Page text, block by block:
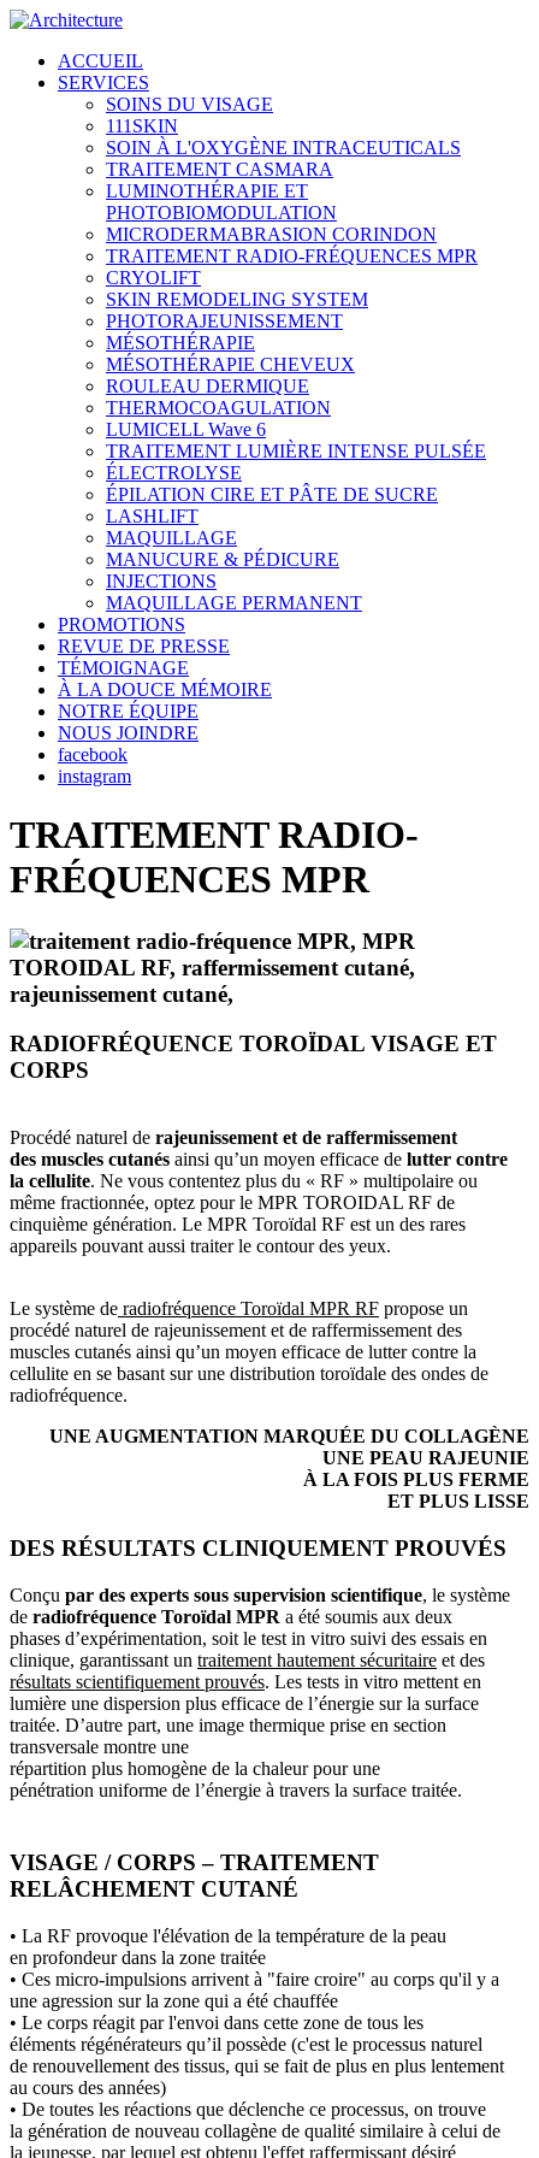
ACCUEIL
SERVICES
SOINS DU VISAGE
111SKIN
SOIN À L'OXYGÈNE INTRACEUTICALS
TRAITEMENT CASMARA
LUMINOTHÉRAPIE ET
PHOTOBIOMODULATION
MICRODERMABRASION CORINDON
TRAITEMENT RADIO-FRÉQUENCES MPR
CRYOLIFT
SKIN REMODELING SYSTEM
PHOTORAJEUNISSEMENT
MÉSOTHÉRAPIE
MÉSOTHÉRAPIE CHEVEUX
ROULEAU DERMIQUE
THERMOCOAGULATION
LUMICELL Wave 6
TRAITEMENT LUMIÈRE INTENSE PULSÉE
ÉLECTROLYSE
ÉPILATION CIRE ET PÂTE DE SUCRE
LASHLIFT
MAQUILLAGE
MANUCURE & PÉDICURE
INJECTIONS
MAQUILLAGE PERMANENT
PROMOTIONS
REVUE DE PRESSE
TÉMOIGNAGE
À LA DOUCE MÉMOIRE
NOTRE ÉQUIPE
NOUS JOINDRE
facebook
instagram
TRAITEMENT RADIO-
FRÉQUENCES MPR
RADIOFRÉQUENCE TOROÏDAL VISAGE ET
CORPS
Procédé naturel de rajeunissement et de raffermissement
des muscles cutanés ainsi qu’un moyen efficace de lutter contre
la cellulite. Ne vous contentez plus du « RF » multipolaire ou
même fractionnée, optez pour le MPR TOROIDAL RF de
cinquième génération. Le MPR Toroïdal RF est un des rares
appareils pouvant aussi traiter le contour des yeux.
Le système de radiofréquence Toroïdal MPR RF propose un
procédé naturel de rajeunissement et de raffermissement des
muscles cutanés ainsi qu’un moyen efficace de lutter contre la
cellulite en se basant sur une distribution toroïdale des ondes de
radiofréquence.
UNE AUGMENTATION MARQUÉE DU COLLAGÈNE
UNE PEAU RAJEUNIE
À LA FOIS PLUS FERME
ET PLUS LISSE
DES RÉSULTATS CLINIQUEMENT PROUVÉS
Conçu par des experts sous supervision scientifique, le système
de radiofréquence Toroïdal MPR a été soumis aux deux
phases d’expérimentation, soit le test in vitro suivi des essais en
clinique, garantissant un traitement hautement sécuritaire et des
résultats scientifiquement prouvés. Les tests in vitro mettent en
lumière une dispersion plus efficace de l’énergie sur la surface
traitée. D’autre part, une image thermique prise en section
transversale montre une
répartition plus homogène de la chaleur pour une
pénétration uniforme de l’énergie à travers la surface traitée.
VISAGE / CORPS – TRAITEMENT
RELÂCHEMENT CUTANÉ
• La RF provoque l'élévation de la température de la peau
en profondeur dans la zone traitée
• Ces micro-impulsions arrivent à "faire croire" au corps qu'il y a
une agression sur la zone qui a été chauffée
• Le corps réagit par l'envoi dans cette zone de tous les
éléments régénérateurs qu’il possède (c'est le processus naturel
de renouvellement des tissus, qui se fait de plus en plus lentement
au cours des années)
• De toutes les réactions que déclenche ce processus, on trouve
la génération de nouveau collagène de qualité similaire à celui de
la jeunesse, par lequel est obtenu l'effet raffermissant désiré